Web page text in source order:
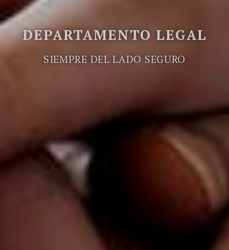
DEPARTAMENTO LEGAL
SIEMPRE DEL LADO SEGURO